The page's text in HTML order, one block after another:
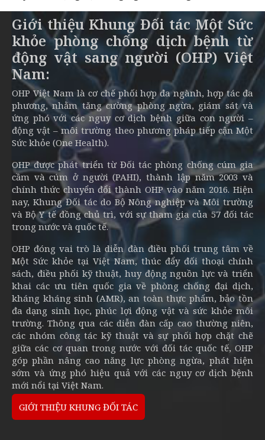
Giới thiệu Khung Đối tác Một Sức
khỏe phòng chống dịch bệnh từ
động vật sang người (OHP) Việt
Nam:
OHP Việt Nam là cơ chế phối hợp đa ngành, hợp tác đa
phương, nhằm tăng cường phòng ngừa, giám sát và
ứng phó với các nguy cơ dịch bệnh giữa con người –
động vật – môi trường theo phương pháp tiếp cận Một
Sức khỏe (One Health).
OHP được phát triển từ Đối tác phòng chống cúm gia
cầm và cúm ở người (PAHI), thành lập năm 2003 và
chính thức chuyển đổi thành OHP vào năm 2016. Hiện
nay, Khung Đối tác do Bộ Nông nghiệp và Môi trường
và Bộ Y tế đồng chủ trì, với sự tham gia của 57 đối tác
trong nước và quốc tế.
OHP đóng vai trò là diễn đàn điều phối trung tâm về
Một Sức khỏe tại Việt Nam, thúc đẩy đối thoại chính
sách, điều phối kỹ thuật, huy động nguồn lực và triển
khai các ưu tiên quốc gia về phòng chống đại dịch,
kháng kháng sinh (AMR), an toàn thực phẩm, bảo tồn
đa dạng sinh học, phúc lợi động vật và sức khỏe môi
trường. Thông qua các diễn đàn cấp cao thường niên,
các nhóm công tác kỹ thuật và sự phối hợp chặt chẽ
giữa các cơ quan trong nước với đối tác quốc tế, OHP
góp phần nâng cao năng lực phòng ngừa, phát hiện
sớm và ứng phó hiệu quả với các nguy cơ dịch bệnh
mới nổi tại Việt Nam.
GIỚI THIỆU KHUNG ĐỐI TÁC